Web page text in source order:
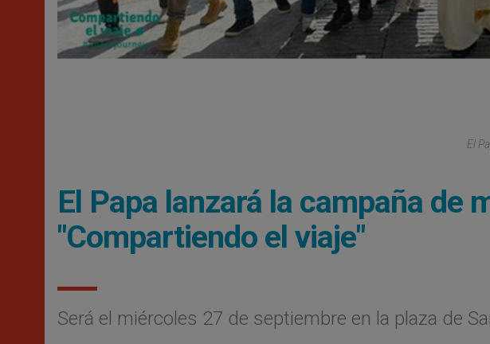
El
El Papa lanzará la campaña de
"Compartiendo el viaje"
Será el miércoles 27 de septiembre en la plaza de